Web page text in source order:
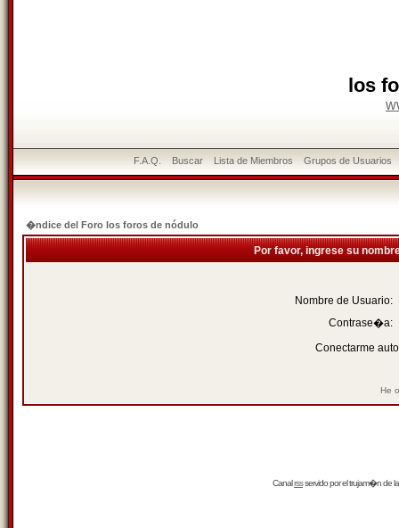
los
F.A.Q. Buscar Lista de Miembros Grupos de Usuarios
�ndice del Foro los foros de nódulo
Por favor, ingrese su
Nombre de Usuario:
Contrase�a:
Conectarme
He
Canalrssservido por eltrujam�nde